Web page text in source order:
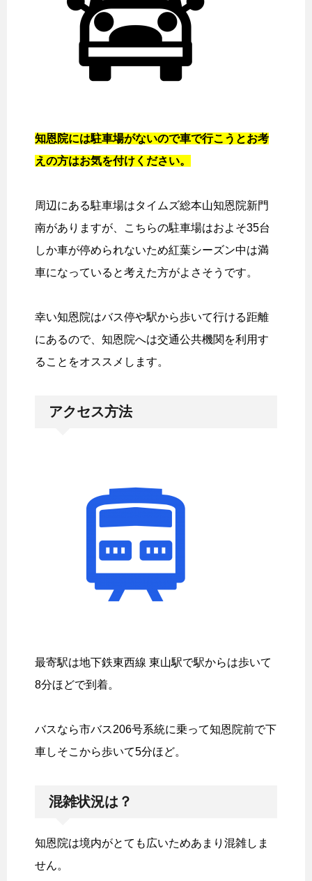
知恩院には駐車場がないので車で行こうとお考
えの方はお気を付けください。
周辺にある駐車場はタイムズ総本山知恩院新門
南がありますが、こちらの駐車場はおよそ35台
しか車が停められないため紅葉シーズン中は満
車になっていると考えた方がよさそうです。
幸い知恩院はバス停や駅から歩いて行ける距離
にあるので、知恩院へは交通公共機関を利用す
ることをオススメします。
アクセス方法
最寄駅は地下鉄東西線 東山駅で駅からは歩いて
8分ほどで到着。
バスなら市バス206号系統に乗って知恩院前で下
車しそこから歩いて5分ほど。
混雑状況は？
知恩院は境内がとても広いためあまり混雑しま
せん。